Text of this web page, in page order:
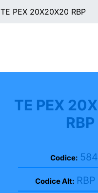
TE PEX 20X20X20 RBP
TE PEX
RBP
Codice:
Codice Alt: